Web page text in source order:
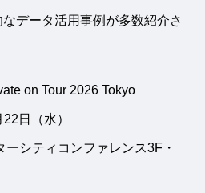
データ活用事例が多数紹介さ
on Tour 2026 Tokyo
日（水）
ティコンファレンス3F・